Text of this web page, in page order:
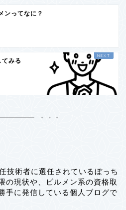
ンってなに？
みる
技術者に選任されているぼっち
の現状や、ビルメン系の資格取
手に発信している個人ブログで